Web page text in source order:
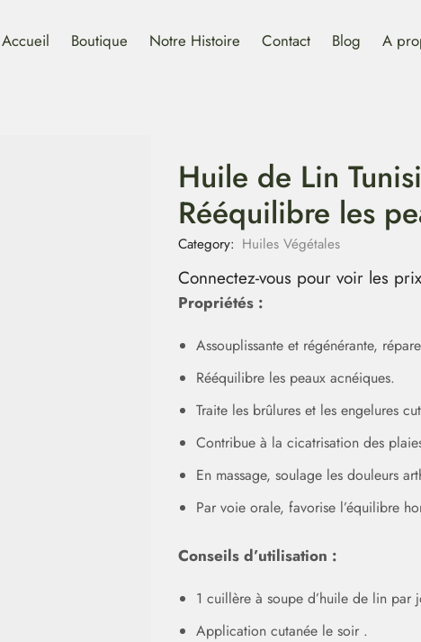
Accueil Boutique Notre Histoire Contact Blog A
Huile de Lin
Rééquilibre les
Category: Huiles Végétales
Connectez-vous pour voir les prix
Propriétés :
Assouplissante et régénérante,
Rééquilibre les peaux acnéiques.
Traite les brûlures et les engelures
Contribue à la cicatrisation des
En massage, soulage les douleurs
Par voie orale, favorise l’équilibre
Conseils d’utilisation :
1 cuillère à soupe d’huile de lin par
Application cutanée le soir .